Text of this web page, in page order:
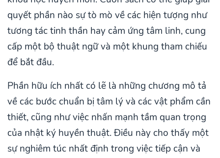
quyết phần nào sự tò mò về các hiện tượng như
tương tác tinh thần hay cảm ứng tâm linh, cung
cấp một bộ thuật ngữ và một khung tham chiếu
để bắt đầu.
Phần hữu ích nhất có lẽ là những chương mô tả
về các bước chuẩn bị tâm lý và các vật phẩm cần
thiết, cũng như việc nhấn mạnh tầm quan trọng
của nhật ký huyền thuật. Điều này cho thấy một
sự nghiêm túc nhất định trong việc tiếp cận và